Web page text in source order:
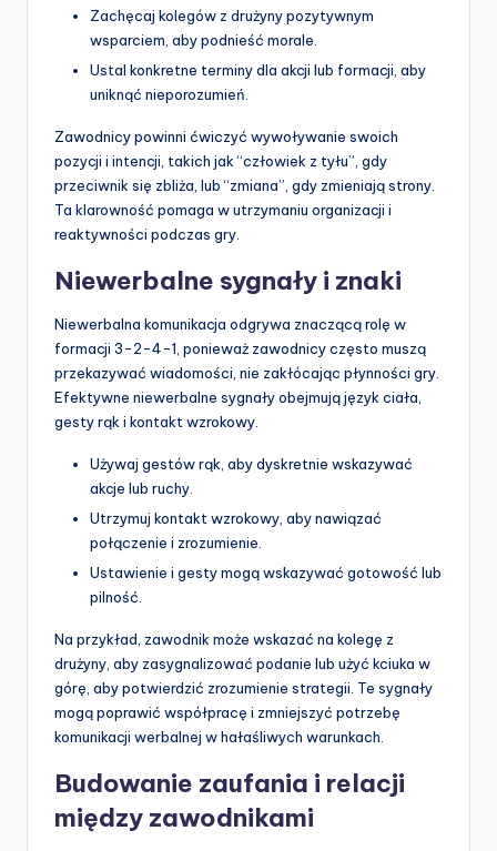
Zachęcaj kolegów z drużyny pozytywnym
wsparciem, aby podnieść morale.
Ustal konkretne terminy dla akcji lub formacji, aby
uniknąć nieporozumień.
Zawodnicy powinni ćwiczyć wywoływanie swoich
pozycji i intencji, takich jak “człowiek z tyłu”, gdy
przeciwnik się zbliża, lub “zmiana”, gdy zmieniają strony.
Ta klarowność pomaga w utrzymaniu organizacji i
reaktywności podczas gry.
Niewerbalne sygnały i znaki
Niewerbalna komunikacja odgrywa znaczącą rolę w
formacji 3-2-4-1, ponieważ zawodnicy często muszą
przekazywać wiadomości, nie zakłócając płynności gry.
Efektywne niewerbalne sygnały obejmują język ciała,
gesty rąk i kontakt wzrokowy.
Używaj gestów rąk, aby dyskretnie wskazywać
akcje lub ruchy.
Utrzymuj kontakt wzrokowy, aby nawiązać
połączenie i zrozumienie.
Ustawienie i gesty mogą wskazywać gotowość lub
pilność.
Na przykład, zawodnik może wskazać na kolegę z
drużyny, aby zasygnalizować podanie lub użyć kciuka w
górę, aby potwierdzić zrozumienie strategii. Te sygnały
mogą poprawić współpracę i zmniejszyć potrzebę
komunikacji werbalnej w hałaśliwych warunkach.
Budowanie zaufania i relacji
między zawodnikami